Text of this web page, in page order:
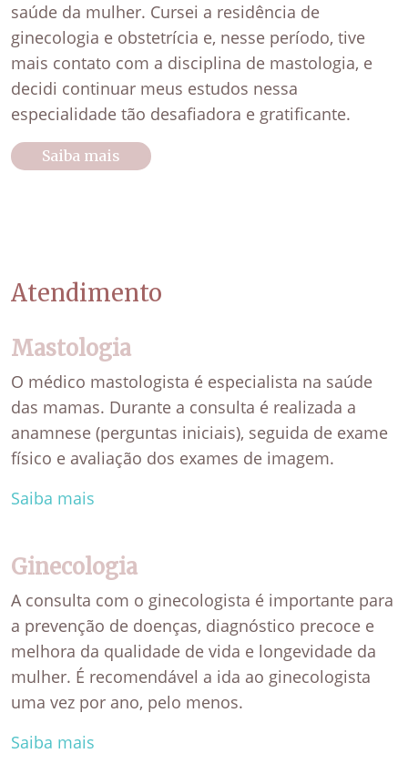
saúde da mulher. Cursei a residência de
ginecologia e obstetrícia e, nesse período, tive
mais contato com a disciplina de mastologia, e
decidi continuar meus estudos nessa
especialidade tão desafiadora e gratificante.
Saiba mais
Atendimento
Mastologia
O médico mastologista é especialista na saúde
das mamas. Durante a consulta é realizada a
anamnese (perguntas iniciais), seguida de exame
físico e avaliação dos exames de imagem.
Saiba mais
Ginecologia
A consulta com o ginecologista é importante para
a prevenção de doenças, diagnóstico precoce e
melhora da qualidade de vida e longevidade da
mulher. É recomendável a ida ao ginecologista
uma vez por ano, pelo menos.
Saiba mais